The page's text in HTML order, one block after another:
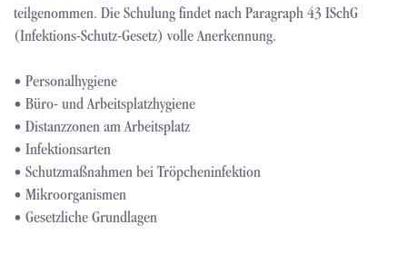
teilgenommen. Die Schulung findet nach Paragraph 43 ISchG
(Infektions-Schutz-Gesetz) volle Anerkennung.
• Personalhygiene
• Büro- und Arbeitsplatzhygiene
• Distanzzonen am Arbeitsplatz
• Infektionsarten
• Schutzmaßnahmen bei Tröpcheninfektion
• Mikroorganismen
• Gesetzliche Grundlagen